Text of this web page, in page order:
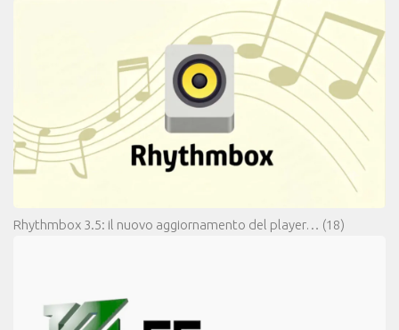
Rhythmbox 3.5: il nuovo aggiornamento del player… (18)